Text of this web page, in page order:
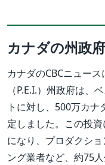
カナダの州政
カナダのCBCニュー
（P.E.I.）州政府は、
トに対し、500万カ
定しました。この投
になり、プロダクシ
ング業者など、約75